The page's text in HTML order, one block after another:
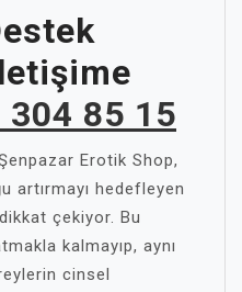
304 85 15
Erotik Shop,
artırmayı hedefleyen
çekiyor. Bu
kalmayıp, aynı
cinsel